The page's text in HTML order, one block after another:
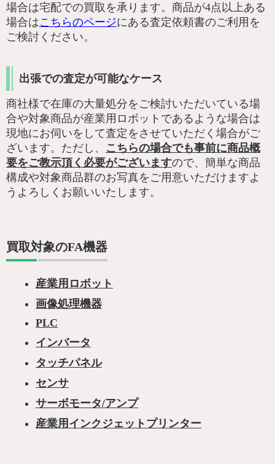
場合は宅配での買取を承ります。商品が4点以上ある
場合はこちらのページにある査定依頼書のご利用を
ご検討ください。
出張での査定が可能なケース
商社様で在庫の大量処分をご検討いただいている場
合や対象商品が産業用ロボットであるような場合は
現地にお伺いをして査定をさせていただく場合がご
ざいます。ただし、 こちらの場合でも事前に商品概
要をご教示頂く必要がございますので、簡単な商品
構成や対象商品群のお写真をご用意いただけますよ
うよろしくお願いいたします。
買取対象のFA機器
産業用ロボット
画像処理機器
PLC
インバータ
タッチパネル
センサ
サーボモータ/アンプ
産業用インクジェットプリンター